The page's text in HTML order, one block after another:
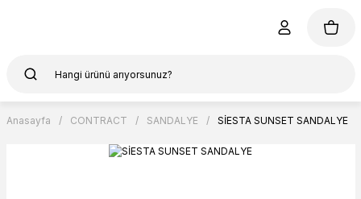
Anasayfa CONTRACT SANDALYE SİESTA SUNSET SANDALYE